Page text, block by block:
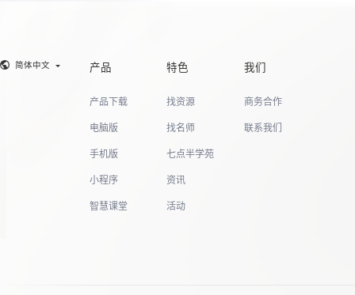
简体中文 产品
产品下载
电脑版
手机版
小程序
智慧课堂
特色
找资源
找名师
七点半学苑
资讯
活动
我们
商务合作
联系我们